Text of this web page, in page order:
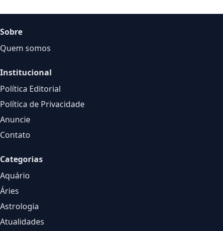
Sobre
Quem somos
Institucional
Política Editorial
Política de Privacidade
Anuncie
Contato
Categorias
Aquário
Áries
Astrologia
Atualidades